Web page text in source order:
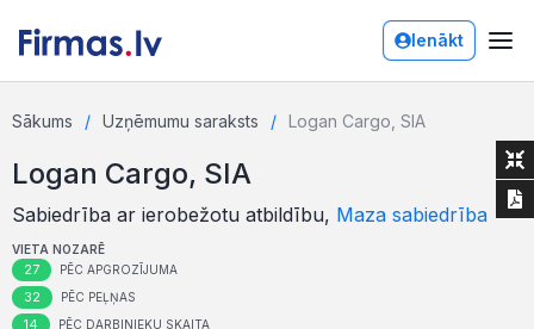
Ienākt
Sākums Uzņēmumu saraksts Logan Cargo, SIA
Logan Cargo, SIA
Sabiedrība ar ierobežotu atbildību, Maza sabiedrība
VIETA NOZARĒ
27 PĒC APGROZĪJUMA
32 PĒC PEĻŅAS
14 PĒC DARBINIEKU SKAITA